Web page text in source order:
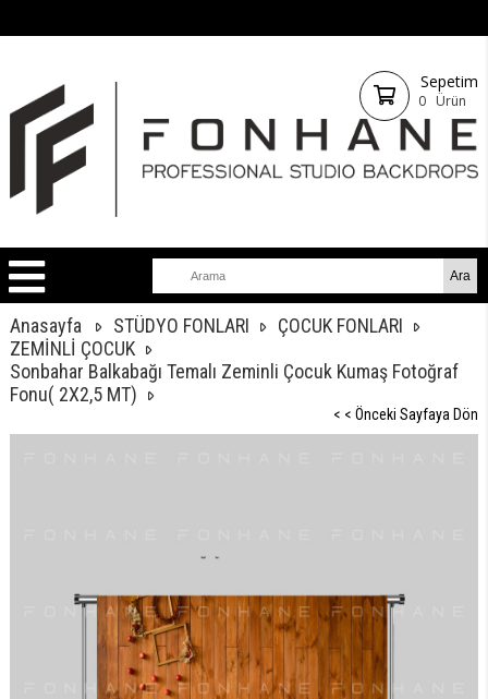
Sepetim
0 Ürün
Anasayfa STÜDYO FONLARI
ÇOCUK FONLARI
ZEMİNLİ ÇOCUK
Sonbahar Balkabağı Temalı Zeminli Çocuk Kumaş Fotoğraf
Fonu( 2X2,5 MT)
< < Önceki Sayfaya Dön